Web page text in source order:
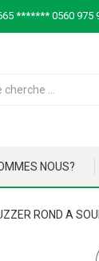
******* 0560 975
NOUS?
ROND A